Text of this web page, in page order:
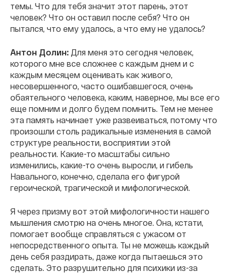
темы. Что для тебя значит этот парень, этот
человек? Что он оставил после себя? Что он
пытался, что ему удалось, а что ему не удалось?
Антон Долин: Для меня это сегодня человек,
которого мне все сложнее с каждым днем и с
каждым месяцем оценивать как живого,
несовершенного, часто ошибавшегося, очень
обаятельного человека, каким, наверное, мы все его
еще помним и долго будем помнить. Тем не менее
эта память начинает уже развеиваться, потому что
произошли столь радикальные изменения в самой
структуре реальности, восприятии этой
реальности. Какие-то масштабы сильно
изменились, какие-то очень выросли, и гибель
Навального, конечно, сделала его фигурой
героической, трагической и мифологической.
Я через призму вот этой мифологичности нашего
мышления смотрю на очень многое. Она, кстати,
помогает вообще справляться с ужасом от
непосредственного опыта. Ты не можешь каждый
день себя раздирать, даже когда пытаешься это
сделать. Это разрушительно для психики из-за